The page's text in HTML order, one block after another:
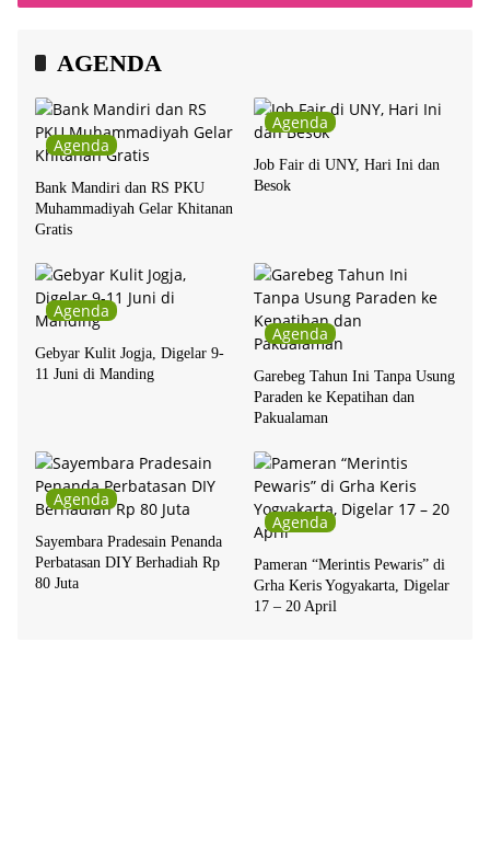
AGENDA
Agenda
Bank Mandiri dan RS PKU
Muhammadiyah Gelar Khitanan
Gratis
Agenda
Job Fair di UNY, Hari Ini dan
Besok
Agenda
Gebyar Kulit Jogja, Digelar 9-
11 Juni di Manding
Agenda
Garebeg Tahun Ini Tanpa Usung
Paraden ke Kepatihan dan
Pakualaman
Agenda
Sayembara Pradesain Penanda
Perbatasan DIY Berhadiah Rp
80 Juta
Agenda
Pameran “Merintis Pewaris” di
Grha Keris Yogyakarta, Digelar
17 – 20 April